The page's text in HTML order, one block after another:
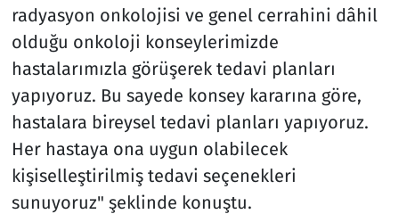
radyasyon onkolojisi ve genel cerrahini dâhil
olduğu onkoloji konseylerimizde
hastalarımızla görüşerek tedavi planları
yapıyoruz. Bu sayede konsey kararına göre,
hastalara bireysel tedavi planları yapıyoruz.
Her hastaya ona uygun olabilecek
kişiselleştirilmiş tedavi seçenekleri
sunuyoruz" şeklinde konuştu.